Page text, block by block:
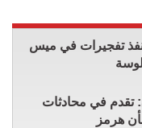
ينفذ تفجيرات في ميس
في محادثات
هرمز